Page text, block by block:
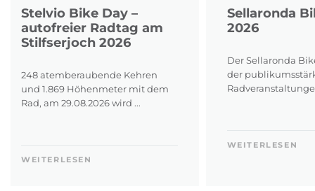
Stelvio Bike Day –
autofreier Radtag am
Stilfserjoch 2026
248 atemberaubende Kehren
und 1.869 Höhenmeter mit dem
Rad, am 29.08.2026 wird ...
WEITERLESEN
Sellaronda
2026
Der Sellaronda
der
WEITERLESEN